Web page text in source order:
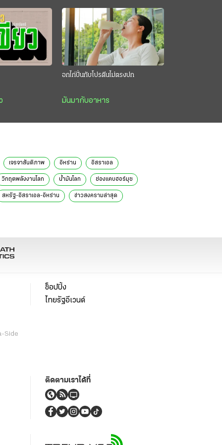
อกไก่ปั่นกับโปรตีนไม่ตรงปก
มันมากับอาหาร
เจรจาสันติภาพ อิหร่าน อิสราเอล
วิกฤตพลังงานโลก น้ำมันโลก ช่องแคบฮอร์มุซ
สหรัฐ-อิสราเอล-อิหร่าน ข่าวสงครามล่าสุด
Side
ช็อปปิ้ง
ไทยรัฐอีเวนต์
ติดตามเราได้ที่